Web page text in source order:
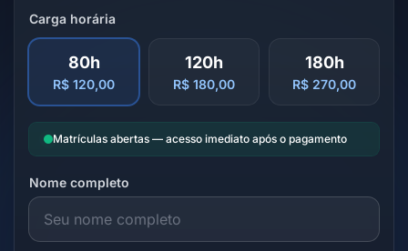
Carga horária
80h
R$ 120,00
120h
R$ 180,00
180h
R$ 270,00
Matrículas abertas — acesso imediato após o pagamento
Nome completo